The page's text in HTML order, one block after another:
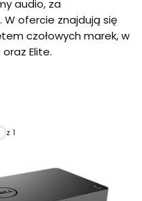
audio, za
ofercie znajdują się
czołowych marek, w
Elite.
z 1